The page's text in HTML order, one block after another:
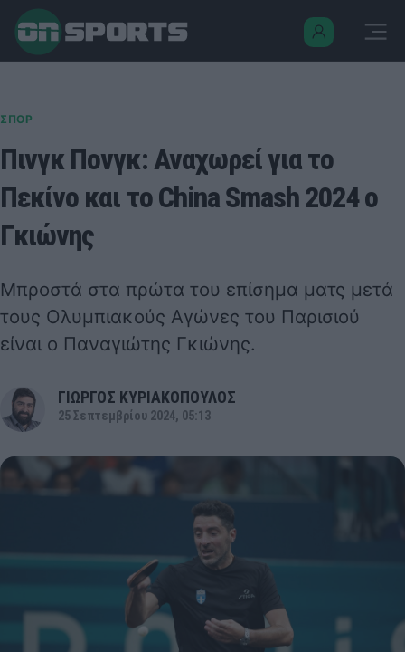
ΣΠΟΡ
Πινγκ Πονγκ: Αναχωρεί για το
Πεκίνο και το China Smash 2024 ο
Γκιώνης
Μπροστά στα πρώτα του επίσημα ματς μετά
τους Ολυμπιακούς Αγώνες του Παρισιού
είναι ο Παναγιώτης Γκιώνης.
ΓΙΩΡΓΟΣ ΚΥΡΙΑΚΟΠΟΥΛΟΣ
25 Σεπτεμβρίου 2024, 05:13